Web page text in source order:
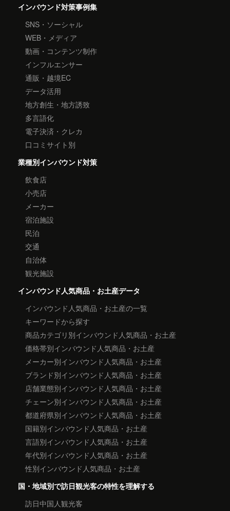
インバウンド対策事例集
SNS・ソーシャル
WEB・メディア
動画・コンテンツ制作
インフルエンサー
通販・越境EC
データ活用
地方創生・地方誘致
多言語化
電子決済・クレカ
口コミサイト別
業種別インバウンド対策
飲食店
小売店
メーカー
宿泊施設
民泊
交通
自治体
観光施設
インバウンド人気商品・お土産データ
インバウンド人気商品・お土産の一覧
キーワードから探す
商品カテゴリ別インバウンド人気商品・お土産
価格帯別インバウンド人気商品・お土産
メーカー別インバウンド人気商品・お土産
ブランド別インバウンド人気商品・お土産
店舗業態別インバウンド人気商品・お土産
チェーン別インバウンド人気商品・お土産
都道府県別インバウンド人気商品・お土産
国籍別インバウンド人気商品・お土産
言語別インバウンド人気商品・お土産
年代別インバウンド人気商品・お土産
性別インバウンド人気商品・お土産
国・地域別で訪日観光客の特性を理解する
訪日中国人観光客